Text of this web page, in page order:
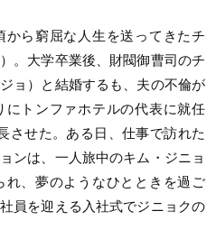
ら窮屈な人生を送ってきたチ
。大学卒業後、財閥御曹司のチ
ョ）と結婚するも、夫の不倫が
にトンファホテルの代表に就任
させた。ある日、仕事で訪れた
ンは、一人旅中のキム・ジニョ
れ、夢のようなひとときを過ご
員を迎える入社式でジニョクの